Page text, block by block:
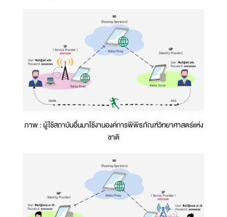
ภาพ : ผู้ใช้สถาบันอื่นมาใช้งานองค์การพิพิธภัณฑ์วิทยาศาสตร์แห่ง
ชาติ